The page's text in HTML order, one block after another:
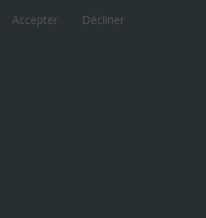
Accepter
Décliner